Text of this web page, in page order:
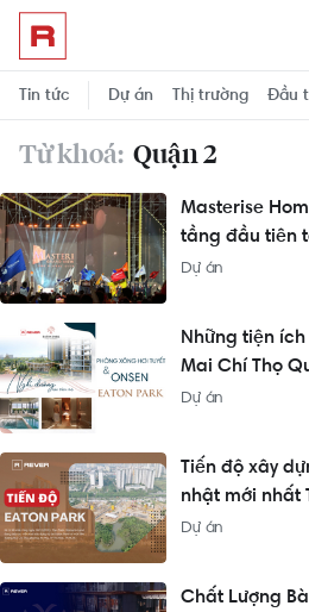
Tin tức Dự án Thị trường Đầu
Từ khoá: Quận 2
Masterise
tầng đầu tiên
Dự án
Những tiện
Mai Chí Thọ
Dự án
Tiến độ xây
nhật mới nhất
Dự án
Chất Lượng